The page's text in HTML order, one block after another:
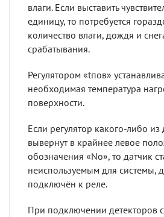
влаги. Если выставить
единицу, то потребуется
количество влаги, дождя и
срабатывания.
Регулятором «tпов»
необходимая температура
поверхности.
Если регулятор какого-либо из
вывернут в крайнее левое
обозначения «No», то датчик
неиспользуемым для системы,
подключён к реле.
При подключении детекторов